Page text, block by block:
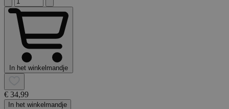
In het winkelmandje
€ 34,99
In het winkelmandje